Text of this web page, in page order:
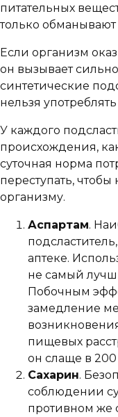
питательных
только
Если организм
он вызывает
синтетические
нельзя
У каждого
происхождения,
суточная норма
переступать,
организму.
Аспартам.
аптеке.
не самый
Побочным
замедление
пищевых
он слаще в 200
Сахарин.
соблюдении
противном же